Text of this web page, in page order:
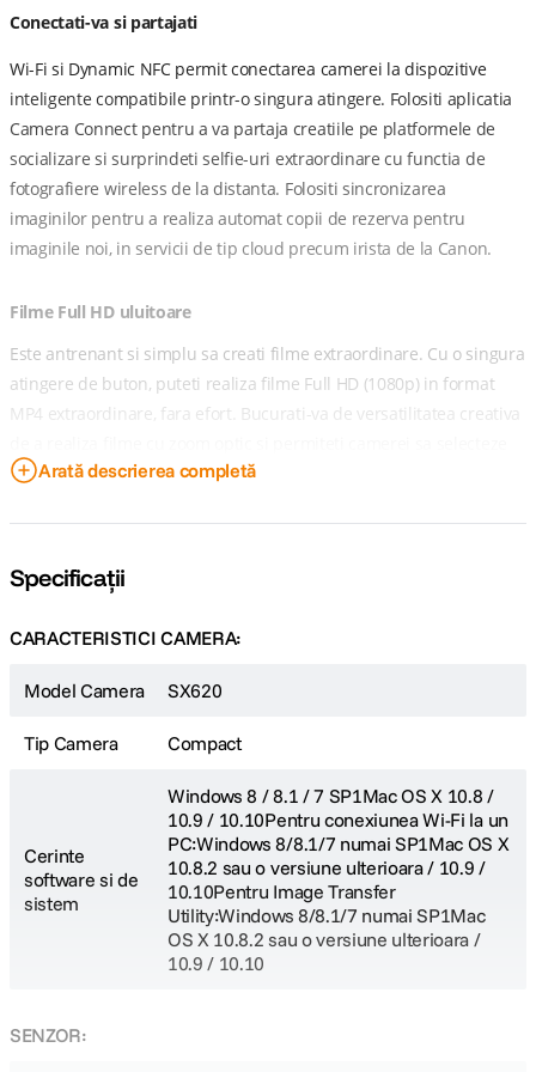
Conectati-va si partajati
Wi-Fi si Dynamic NFC permit conectarea camerei la dispozitive
inteligente compatibile printr-o singura atingere. Folositi aplicatia
Camera Connect pentru a va partaja creatiile pe platformele de
socializare si surprindeti selfie-uri extraordinare cu functia de
fotografiere wireless de la distanta. Folositi sincronizarea
imaginilor pentru a realiza automat copii de rezerva pentru
imaginile noi, in servicii de tip cloud precum irista de la Canon.
Filme Full HD uluitoare
Este antrenant si simplu sa creati filme extraordinare. Cu o singura
atingere de buton, puteti realiza filme Full HD (1080p) in format
MP4 extraordinare, fara efort. Bucurati-va de versatilitatea creativa
automat cea mai buna incadrare, datorita zoomului automat.
5 imagini unice suplimentare ale fotografiei initiale, in timp ce
mai multor viteze ale cadrelor. Folositi Creative Filters pentru a
Ochi de peste, Miniatura, Supervii si multe altele.
Arată descrierea completă
Specificații
CARACTERISTICI CAMERA:
Model Camera SX620
Tip Camera Compact
Cerinte
software si de
sistem
Windows 8 / 8.1 / 7 SP1Mac OS X 10.8 /
10.9 / 10.10Pentru conexiunea Wi-Fi la un
PC:Windows 8/8.1/7 numai SP1Mac OS X
10.8.2 sau o versiune ulterioara / 10.9 /
10.10Pentru Image Transfer
Utility:Windows 8/8.1/7 numai SP1Mac
OS X 10.8.2 sau o versiune ulterioara /
10.9 / 10.10
SENZOR: